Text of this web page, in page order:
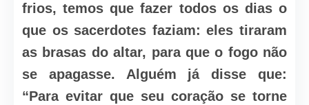
frios, temos que fazer todos os dias o
que os sacerdotes faziam: eles tiraram
as brasas do altar, para que o fogo não
se apagasse. Alguém já disse que:
“Para evitar que seu coração se torne